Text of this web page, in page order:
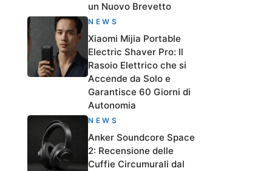
un Nuovo Brevetto
NEWS
Xiaomi Mijia Portable
Electric Shaver Pro: Il
Rasoio Elettrico che si
Accende da Solo e
Garantisce 60 Giorni di
Autonomia
NEWS
Anker Soundcore Space
2: Recensione delle
Cuffie Circumurali dal